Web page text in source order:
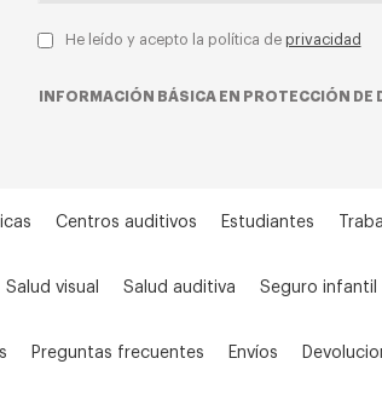
He leído y acepto la política de privacidad
INFORMACIÓN BÁSICA EN PROTECCIÓN DE
Centros auditivos Estudiantes
Salud visual Salud auditiva Seguro infantil
Preguntas frecuentes Envíos